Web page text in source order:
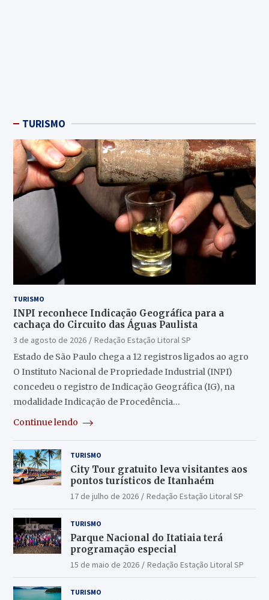
TURISMO
TURISMO
INPI reconhece Indicação Geográfica para a
cachaça do Circuito das Águas Paulista
3 de agosto de 2026
Redação Estação Litoral SP
Estado de São Paulo chega a 12 registros ligados ao agro
O Instituto Nacional de Propriedade Industrial (INPI)
concedeu o registro de Indicação Geográfica (IG), na
modalidade Indicação de Procedência…
Continue lendo
TURISMO
City Tour gratuito leva visitantes aos
pontos turísticos de Itanhaém
17 de julho de 2026 Redação Estação Litoral SP
TURISMO
Parque Nacional do Itatiaia terá
programação especial
15 de maio de 2026 Redação Estação Litoral SP
TURISMO